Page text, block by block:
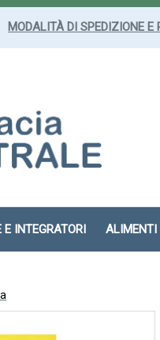
MODALITÀ DI SPEDIZIONE E
INTEGRATORI ALIMENTI